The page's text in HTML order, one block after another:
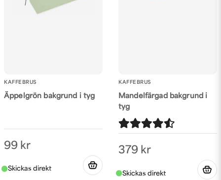
KAFFEBRUS
Äppelgrön bakgrund i tyg
99 kr
KAFFEBRUS
Mandelfärgad bakgrund i
tyg
379 kr